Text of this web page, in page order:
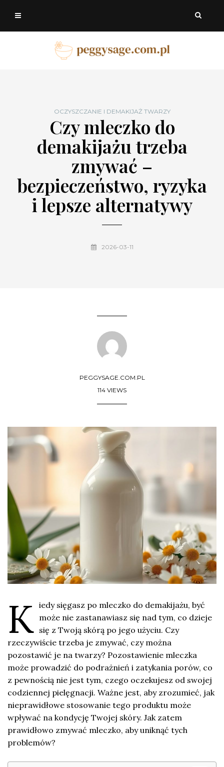
OCZYSZCZANIE I DEMAKIJAŻ TWARZY
Czy mleczko do
demakijażu trzeba
zmywać –
bezpieczeństwo, ryzyka
i lepsze alternatywy
2026-03-11
PEGGYSAGE.COM.PL
114 VIEWS
K iedy sięgasz po mleczko do demakijażu, być
może nie zastanawiasz się nad tym, co dzieje
się z Twoją skórą po jego użyciu. Czy
rzeczywiście trzeba je zmywać, czy można
pozostawić je na twarzy? Pozostawienie mleczka
może prowadzić do podrażnień i zatykania porów, co
z pewnością nie jest tym, czego oczekujesz od swojej
codziennej pielęgnacji. Ważne jest, aby zrozumieć, jak
nieprawidłowe stosowanie tego produktu może
wpływać na kondycję Twojej skóry. Jak zatem
prawidłowo zmywać mleczko, aby uniknąć tych
problemów?